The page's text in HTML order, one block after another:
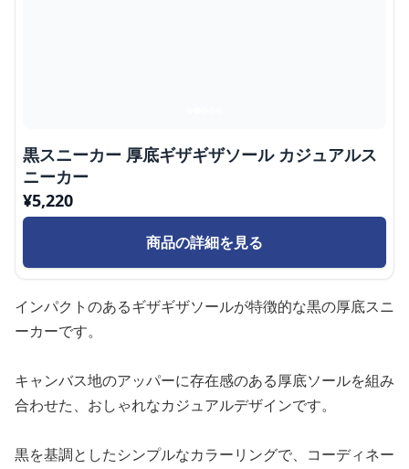
黒スニーカー 厚底ギザギザソール カジュアルス
ニーカー
¥5,220
商品の詳細を見る
インパクトのあるギザギザソールが特徴的な黒の厚底スニ
ーカーです。
キャンバス地のアッパーに存在感のある厚底ソールを組み
合わせた、おしゃれなカジュアルデザインです。
黒を基調としたシンプルなカラーリングで、コーディネー